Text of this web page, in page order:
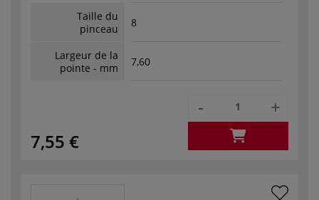
Taille du
pinceau
8
Largeur de la
pointe - mm
7,60
7,55 €
- +